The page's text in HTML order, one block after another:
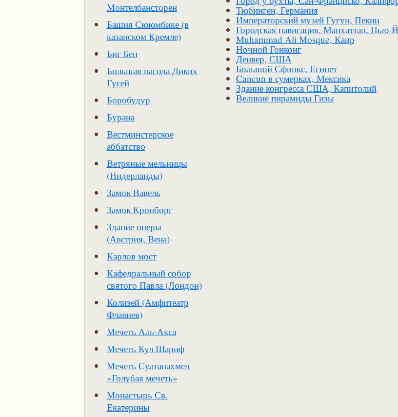
Монтелбансторен
Башня Сююмбике (в
казанском Кремле)
Биг Бен
Большая пагода Диких
Гусей
Боробудур
Бурана
Вестминстерское
аббатство
Ветряные мельницы
(Нидерланды)
Замок Вавель
Замок Кронборг
Здание оперы
(Австрия, Вена)
Карлов мост
Кафедральный собор
святого Павла (Лондон)
Колизей (Амфитеатр
Флавиев)
Мечеть Аль-Акса
Мечеть Кул Шариф
Мечеть Султанахмед
«Голубая мечеть»
Монастырь Св.
Екатерины
Тюбинген, Германия
Императорский музей Гугун, Пекин
Городская навигация, Манхаттан, Нью-
Muhammad Ali Mosque, Каир
Ночной Гонконг
Денвер, США
Большой Сфинкс, Египет
Cancun в сумерках, Мексика
Здание конгресса США, Капитолий
Великие пирамиды Гизы